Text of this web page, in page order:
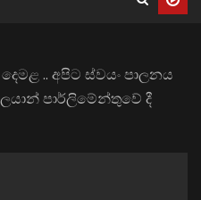
.. අපිට ස්වයං පාලනය
පාර්ලිමේන්තුවේ දී